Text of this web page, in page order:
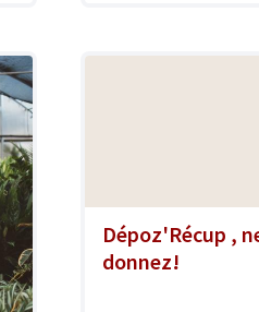
Dépoz'Récup ,
donnez!